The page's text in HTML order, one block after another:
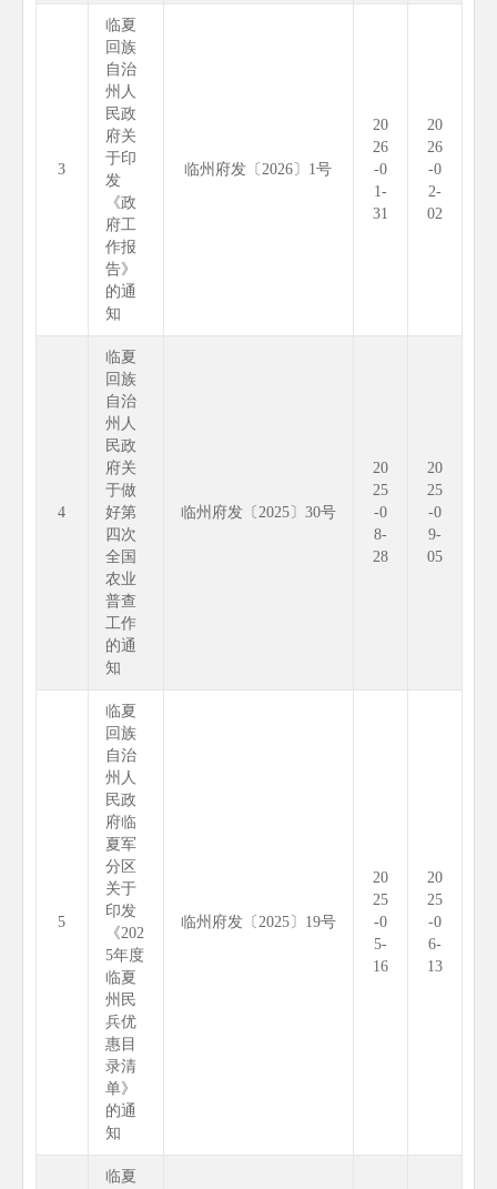
3
临夏
回族
自治
州人
民政
府关
于印
发
《政
府工
作报
告》
的通
知
临州府发〔2026〕1号
20
26
-0
1-
31
20
26
-0
2-
02
4
临夏
回族
自治
州人
民政
府关
于做
好第
四次
全国
农业
普查
工作
的通
知
临州府发〔2025〕30号
20
25
-0
8-
28
20
25
-0
9-
05
5
临夏
回族
自治
州人
民政
府临
夏军
分区
关于
印发
《202
5年度
临夏
州民
兵优
惠目
录清
单》
的通
知
临州府发〔2025〕19号
20
25
-0
5-
16
20
25
-0
6-
13
临夏